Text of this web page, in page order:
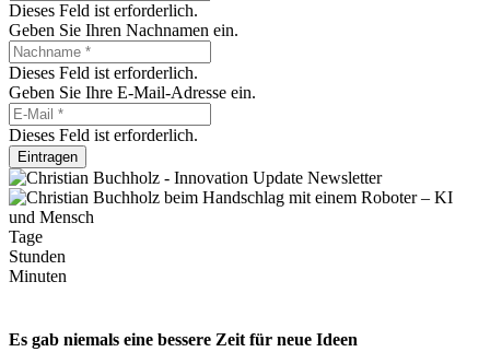
Dieses Feld ist erforderlich.
Geben Sie Ihren Nachnamen ein.
Dieses Feld ist erforderlich.
Geben Sie Ihre E-Mail-Adresse ein.
Dieses Feld ist erforderlich.
Eintragen
Tage
Stunden
Minuten
Es gab niemals eine bessere Zeit für neue Ideen